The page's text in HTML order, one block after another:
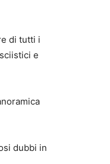
di tutti i
e
dubbi in